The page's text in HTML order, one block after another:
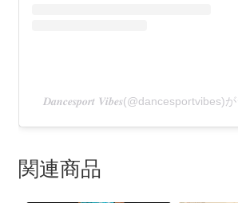
𝑫𝒂𝒏𝒄𝒆𝒔𝒑𝒐𝒓𝒕 𝑽𝒊𝒃𝒆𝒔(@dancesportvibes)
関連商品